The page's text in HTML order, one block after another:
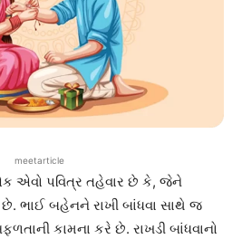
meetarticle
એવો પવિત્ર તહેવાર છે કે, જેને
ભાઈ બહેનને રાખી બાંધવા સાથે જ
કામના કરે છે. રાખડી બાંધવાનો